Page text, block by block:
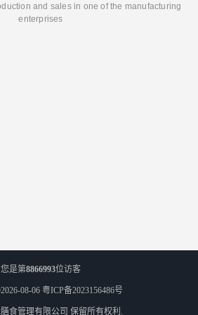
and sales in one of the manufacturing
enterprises
您是第8866993位访客
08-06 粤ICP备2023156486号
食管理有限公司 保留所有权利.